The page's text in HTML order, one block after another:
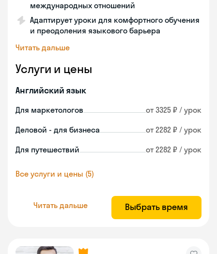
международных отношений
Адаптирует уроки для комфортного обучения
и преодоления языкового барьера
Читать дальше
Услуги и цены
Английский язык
Для маркетологов от 3325 ₽ / урок
Деловой - для бизнеса от 2282 ₽ / урок
Для путешествий от 2282 ₽ / урок
Все услуги и цены (5)
Читать дальше Выбрать время